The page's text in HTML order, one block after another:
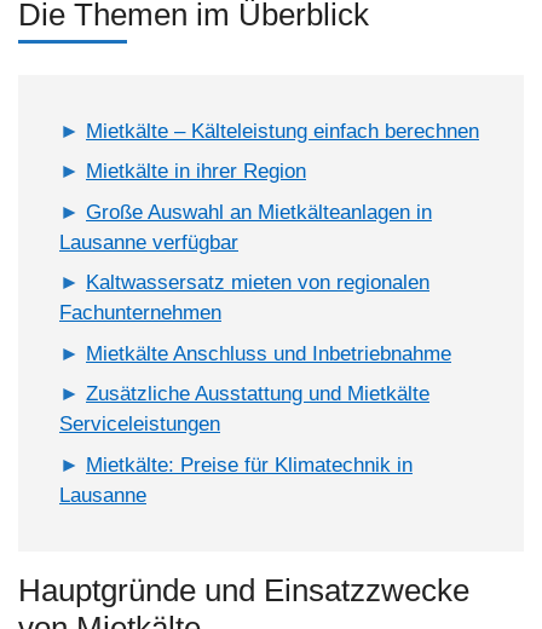
Die Themen im Überblick
Mietkälte – Kälteleistung einfach berechnen
Mietkälte in ihrer Region
Große Auswahl an Mietkälteanlagen in
Lausanne verfügbar
Kaltwassersatz mieten von regionalen
Fachunternehmen
Mietkälte Anschluss und Inbetriebnahme
Zusätzliche Ausstattung und Mietkälte
Serviceleistungen
Mietkälte: Preise für Klimatechnik in
Lausanne
Hauptgründe und Einsatzzwecke